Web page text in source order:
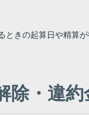
ときの起算日や精算
除・違約